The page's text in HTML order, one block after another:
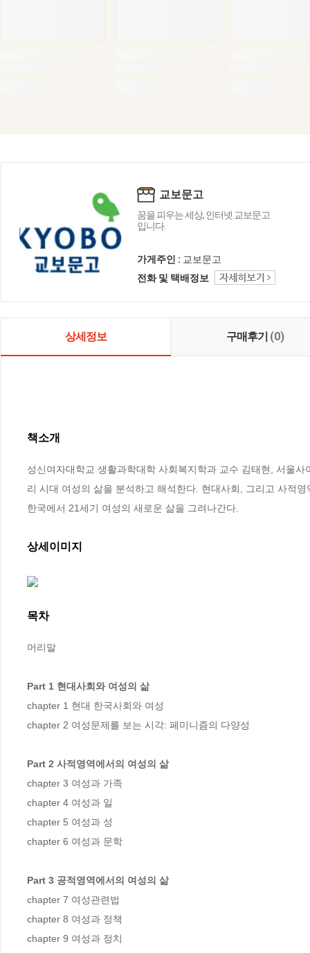
교보문고
꿈을 피우는 세상, 인터넷 교보문고
입니다.
가게주인 : 교보문고
전화 및 택배정보
상세정보 구매후기 (0)
책소개
성신여자대학교 생활과학대학 사회복지학과 교수 김태현, 서울
리 시대 여성의 삶을 분석하고 해석한다. 현대사회, 그리고 사적
한국에서 21세기 여성의 새로운 삶을 그려나간다.
상세이미지
목차
머리말
Part 1 현대사회와 여성의 삶
chapter 1 현대 한국사회와 여성
chapter 2 여성문제를 보는 시각: 페미니즘의 다양성
Part 2 사적영역에서의 여성의 삶
chapter 3 여성과 가족
chapter 4 여성과 일
chapter 5 여성과 성
chapter 6 여성과 문학
Part 3 공적영역에서의 여성의 삶
chapter 7 여성관련법
chapter 8 여성과 정책
chapter 9 여성과 정치